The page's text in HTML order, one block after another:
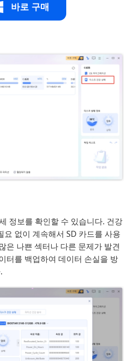
바로 구매
정보를 확인할 수 있습니다. 건강
요 없이 계속해서 SD 카드를 사용
은 나쁜 섹터나 다른 문제가 발견
터를 백업하여 데이터 손실을 방